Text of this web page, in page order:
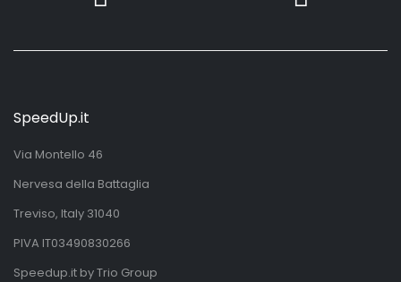
SpeedUp.it
Via Montello 46
Nervesa della Battaglia
Treviso, Italy 31040
PIVA IT03490830266
Speedup.it by Trio Group